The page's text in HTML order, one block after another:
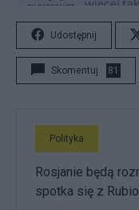
Udostępnij
Skomentuj 81
Polityka
Rosjanie będą
spotka się z Rubio